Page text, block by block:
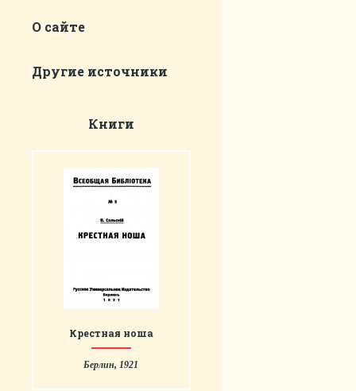
О сайте
Другие источники
Книги
Крестная ноша
Берлин, 1921